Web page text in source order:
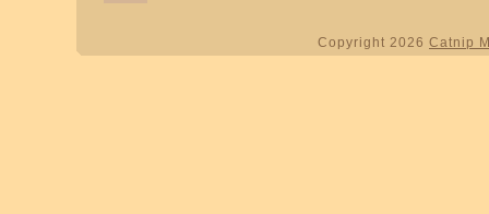
Copyright 2026 Catnip